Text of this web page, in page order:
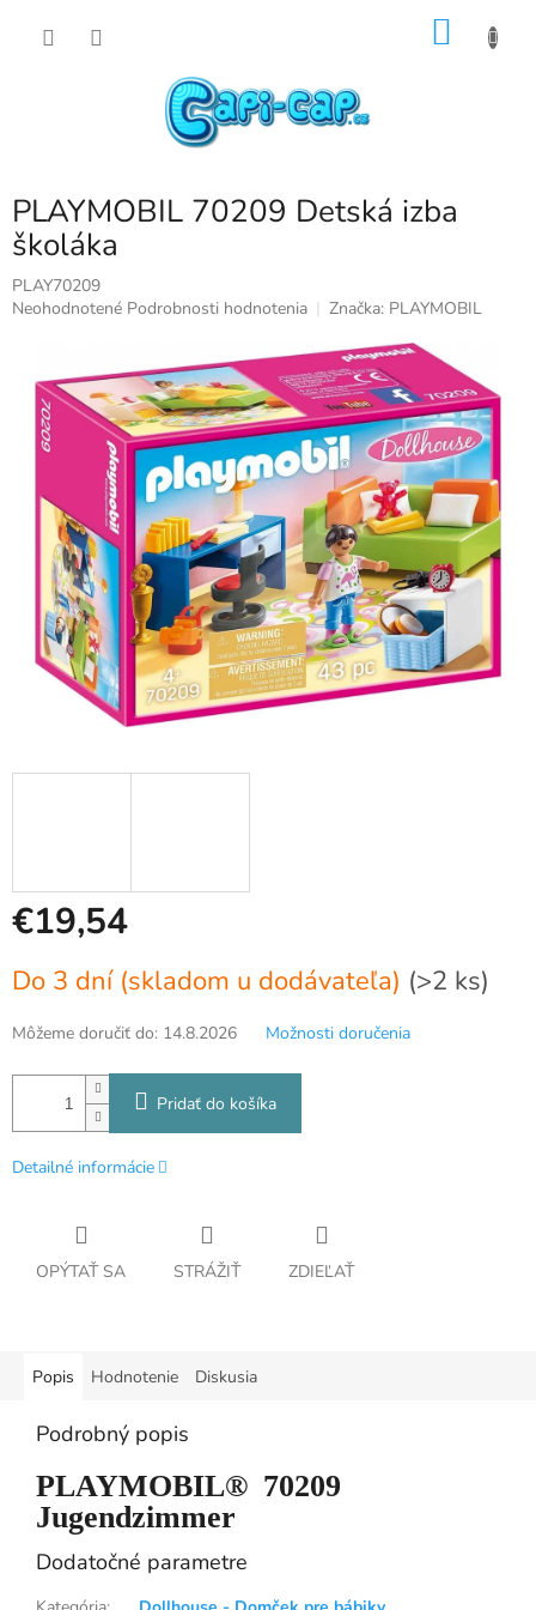
PLAYMOBIL 70209 Detská izba
školáka
PLAY70209
Priemerné
Neohodnotené Podrobnosti hodnotenia Značka: PLAYMOBIL
€19,54
cena:
Do 3 dní (skladom u dodávateľa) (>2 ks)
Môžeme doručiť do: 14.8.2026 Možnosti doručenia
Pridať do košíka
Detailné informácie
OPÝTAŤ SA STRÁŽIŤ ZDIEĽAŤ
Popis Hodnotenie Diskusia
Podrobný popis
PLAYMOBIL® 70209
Jugendzimmer
Dodatočné parametre